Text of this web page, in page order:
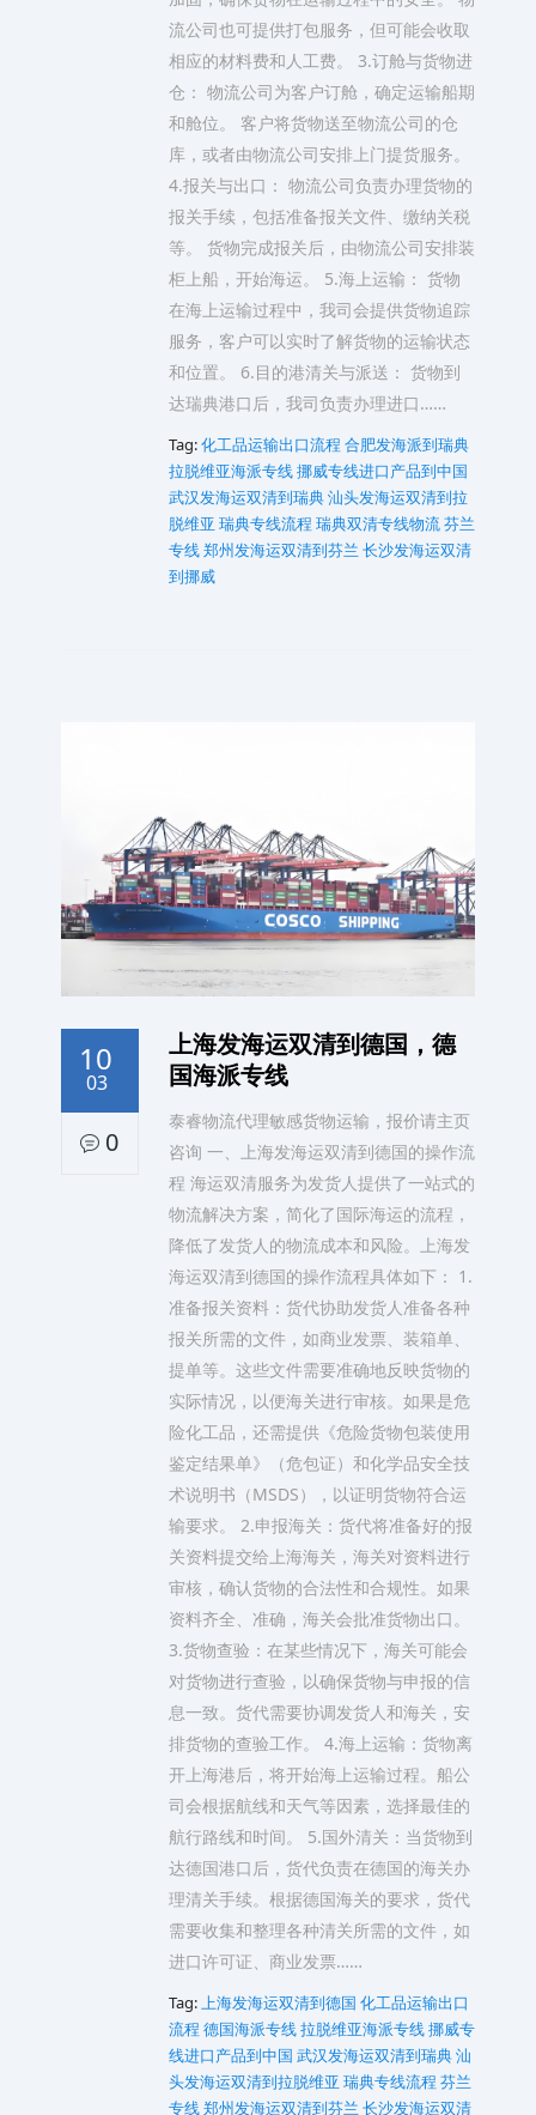
流公司也可提供打包服务，但可能会收取
相应的材料费和人工费。 3.订舱与货物进
仓： 物流公司为客户订舱，确定运输船期
和舱位。 客户将货物送至物流公司的仓
库，或者由物流公司安排上门提货服务。
4.报关与出口： 物流公司负责办理货物的
报关手续，包括准备报关文件、缴纳关税
等。 货物完成报关后，由物流公司安排装
柜上船，开始海运。 5.海上运输： 货物
在海上运输过程中，我司会提供货物追踪
服务，客户可以实时了解货物的运输状态
和位置。 6.目的港清关与派送： 货物到
达瑞典港口后，我司负责办理进口……
Tag:化工品运输出口流程 合肥发海派到瑞典
拉脱维亚海派专线挪威专线进口产品到中国
武汉发海运双清到瑞典汕头发海运双清到拉
脱维亚 瑞典专线流程 瑞典双清专线物流芬兰
专线郑州发海运双清到芬兰 长沙发海运双清
到挪威
10
03
0
上海发海运双清到德国，德
国海派专线
泰睿物流代理敏感货物运输，报价请主页
咨询 一、上海发海运双清到德国的操作流
程 海运双清服务为发货人提供了一站式的
物流解决方案，简化了国际海运的流程，
降低了发货人的物流成本和风险。上海发
海运双清到德国的操作流程具体如下： 1.
准备报关资料：货代协助发货人准备各种
报关所需的文件，如商业发票、装箱单、
提单等。这些文件需要准确地反映货物的
实际情况，以便海关进行审核。如果是危
险化工品，还需提供《危险货物包装使用
鉴定结果单》（危包证）和化学品安全技
术说明书（MSDS），以证明货物符合运
输要求。 2.申报海关：货代将准备好的报
关资料提交给上海海关，海关对资料进行
审核，确认货物的合法性和合规性。如果
资料齐全、准确，海关会批准货物出口。
3.货物查验：在某些情况下，海关可能会
对货物进行查验，以确保货物与申报的信
息一致。货代需要协调发货人和海关，安
排货物的查验工作。 4.海上运输：货物离
开上海港后，将开始海上运输过程。船公
司会根据航线和天气等因素，选择最佳的
航行路线和时间。 5.国外清关：当货物到
达德国港口后，货代负责在德国的海关办
理清关手续。根据德国海关的要求，货代
需要收集和整理各种清关所需的文件，如
进口许可证、商业发票……
Tag:上海发海运双清到德国 化工品运输出口
流程 德国海派专线拉脱维亚海派专线挪威专
线进口产品到中国 武汉发海运双清到瑞典汕
头发海运双清到拉脱维亚 瑞典专线流程 芬兰
专线郑州发海运双清到芬兰 长沙发海运双清